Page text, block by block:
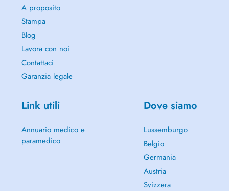
A proposito
Stampa
Blog
Lavora con noi
Contattaci
Garanzia legale
Link utili
Annuario medico e
paramedico
Dove siamo
Lussemburgo
Belgio
Germania
Austria
Svizzera